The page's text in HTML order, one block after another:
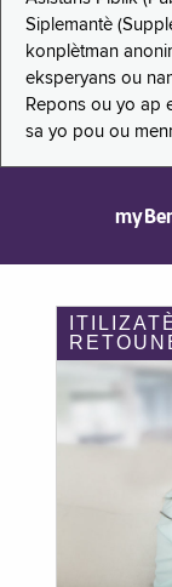
Siplemantè
konplètman
eksperyans ou
Repons ou yo ap
sa yo pou ou